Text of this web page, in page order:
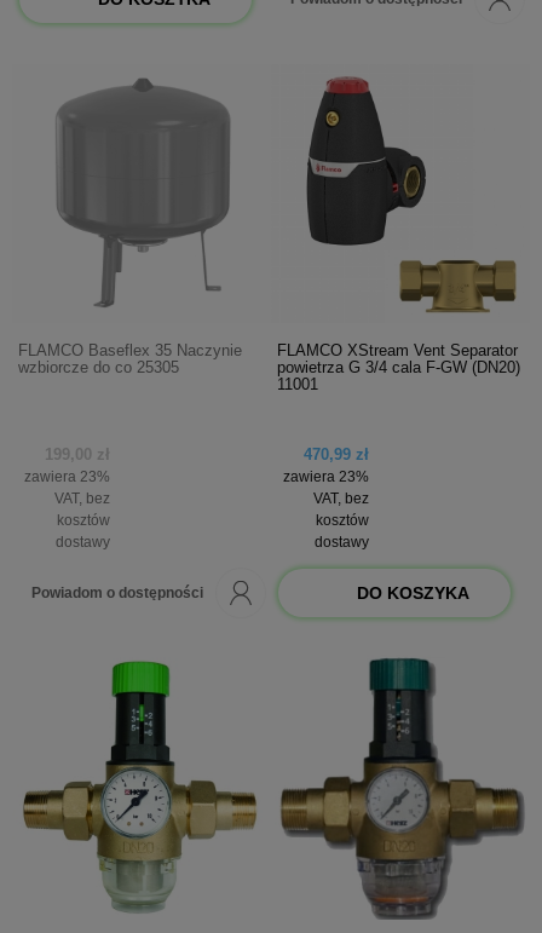
FLAMCO Baseflex 35 Naczynie
wzbiorcze do co 25305
199,00 zł
zawiera 23%
VAT, bez
kosztów
dostawy
Powiadom o dostępności
FLAMCO XStream Vent Separator
powietrza G 3/4 cala F-GW (DN20)
11001
470,99 zł
zawiera 23%
VAT, bez
kosztów
dostawy
DO KOSZYKA